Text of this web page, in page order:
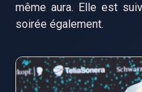
même aura. Elle est
soirée également.